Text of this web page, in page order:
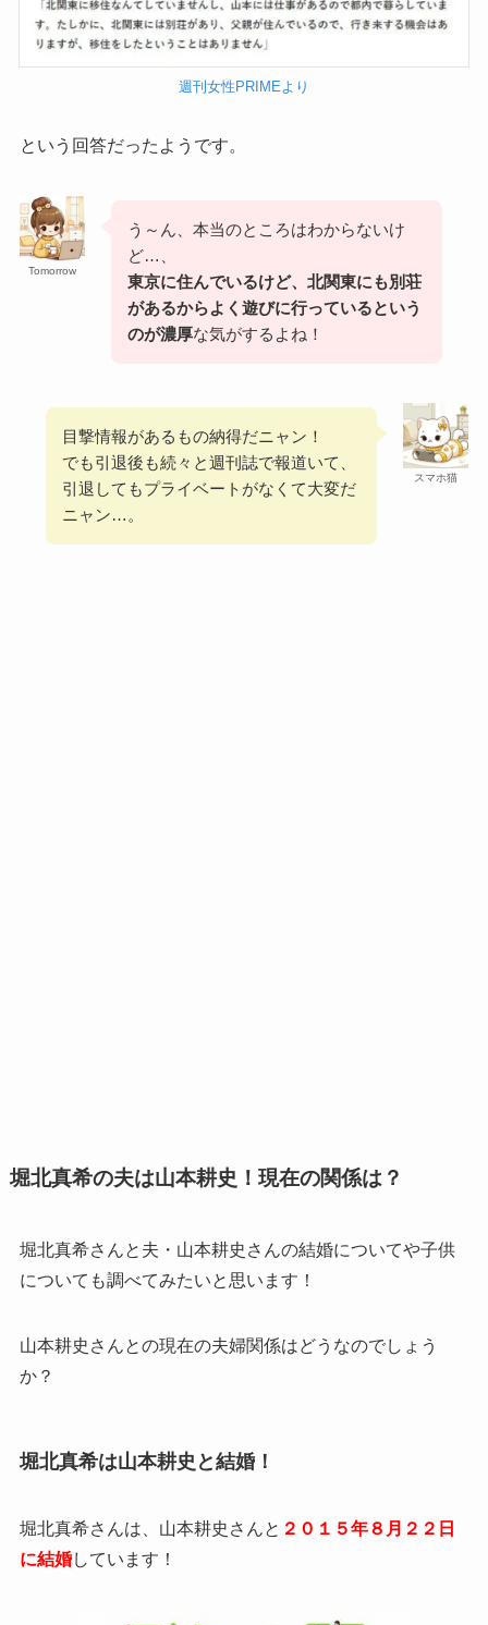
週刊女性PRIMEより
という回答だったようです。
Tomorrow
う～ん、本当のところはわからないけ
ど…、
東京に住んでいるけど、北関東にも別荘
があるからよく遊びに行っているという
のが濃厚な気がするよね！
スマホ猫
目撃情報があるもの納得だニャン！
でも引退後も続々と週刊誌で報道いて、
引退してもプライベートがなくて大変だ
ニャン…。
堀北真希の夫は山本耕史！現在の関係は？
堀北真希さんと夫・山本耕史さんの結婚についてや子供
についても調べてみたいと思います！
山本耕史さんとの現在の夫婦関係はどうなのでしょう
か？
堀北真希は山本耕史と結婚！
堀北真希さんは、山本耕史さんと ２０１５年８月２２日
に結婚しています！